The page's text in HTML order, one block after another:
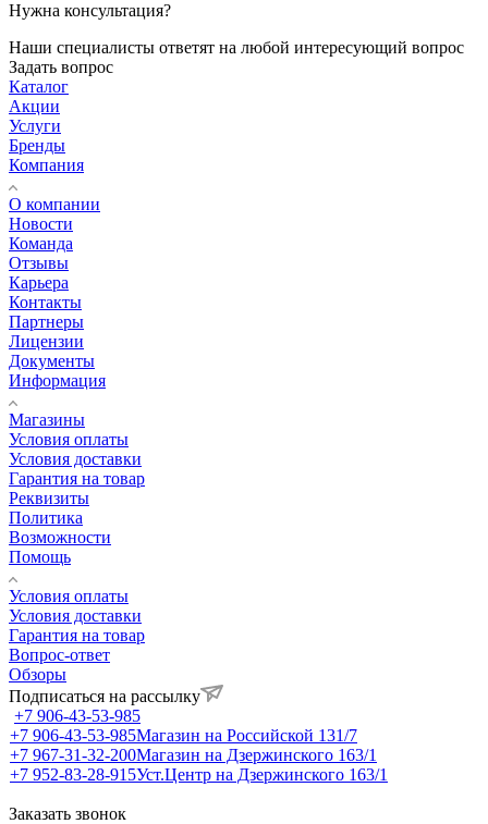
Нужна консультация?
Наши специалисты ответят на любой интересующий вопрос
Задать вопрос
Каталог
Акции
Услуги
Бренды
Компания
О компании
Новости
Команда
Отзывы
Карьера
Контакты
Партнеры
Лицензии
Документы
Информация
Магазины
Условия оплаты
Условия доставки
Гарантия на товар
Реквизиты
Политика
Возможности
Помощь
Условия оплаты
Условия доставки
Гарантия на товар
Вопрос-ответ
Обзоры
Подписаться на рассылку
+7 906-43-53-985
+7 906-43-53-985Магазин на Российской 131/7
+7 967-31-32-200Магазин на Дзержинского 163/1
+7 952-83-28-915Уст.Центр на Дзержинского 163/1
Заказать звонок